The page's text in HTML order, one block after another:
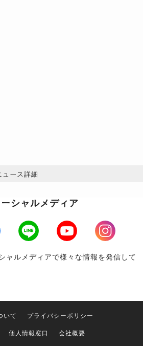
ュース詳細
シャルメディア
LINE Youtube
Instagram
ャルメディアで様々な情報を発信して
いて
プライバシーポリシー
個人情報窓口
会社概要